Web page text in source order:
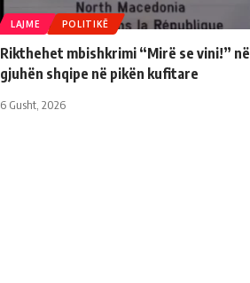
LAJME POLITIKË
Rikthehet mbishkrimi “Mirë se vini!” në
gjuhën shqipe në pikën kufitare
6 Gusht, 2026